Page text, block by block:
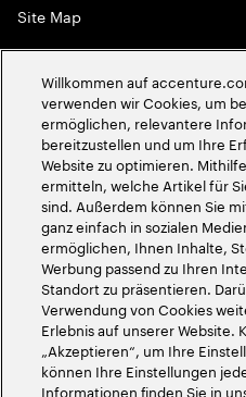
Site Map
Globale Meritokratie
2026Accenture. Alle Rechte
Willkommen auf
verwenden wir Cookies, um
ermöglichen, relevantere
bereitzustellen und um Ihre
Website zu optimieren.
ermitteln, welche Artikel für
sind. Außerdem können Sie
ganz einfach in sozialen
ermöglichen, Ihnen Inhalte,
Werbung passend zu Ihren
Standort zu präsentieren.
Verwendung von Cookies
Erlebnis auf unserer Website.
„Akzeptieren“, um Ihre
können Ihre Einstellungen
Informationen finden Sie in